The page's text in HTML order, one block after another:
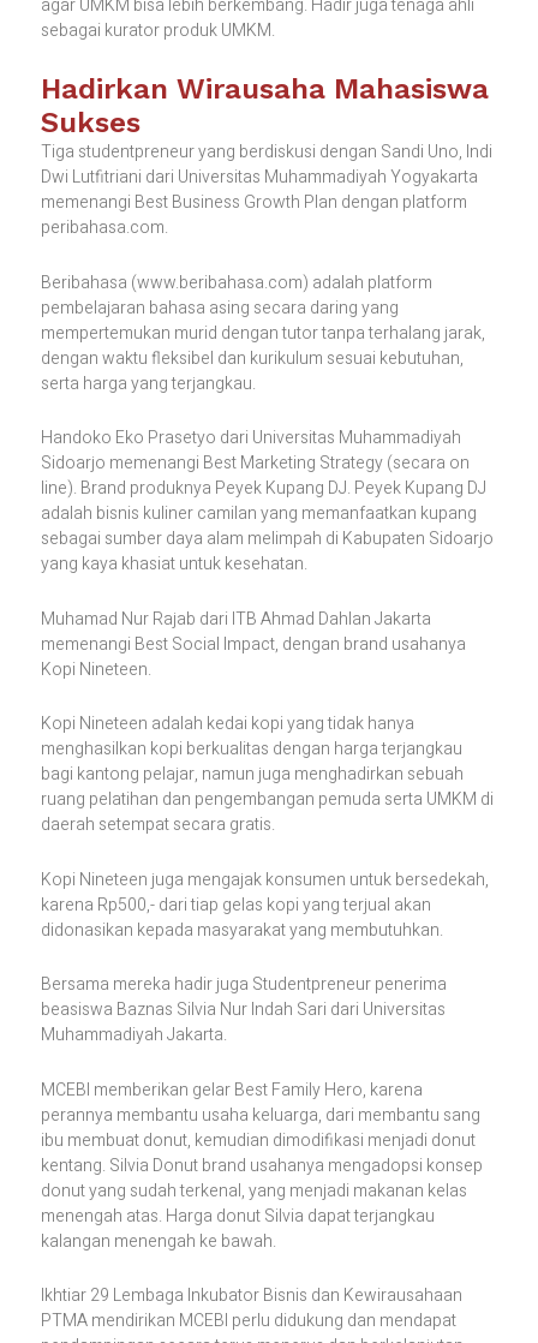
sebagai kurator produk UMKM.
Hadirkan Wirausaha Mahasiswa
Sukses
Tiga studentpreneur yang berdiskusi dengan Sandi Uno, Indi
Dwi Lutfitriani dari Universitas Muhammadiyah Yogyakarta
memenangi Best Business Growth Plan dengan platform
peribahasa.com.
Beribahasa (www.beribahasa.com) adalah platform
pembelajaran bahasa asing secara daring yang
mempertemukan murid dengan tutor tanpa terhalang jarak,
dengan waktu fleksibel dan kurikulum sesuai kebutuhan,
serta harga yang terjangkau.
Handoko Eko Prasetyo dari Universitas Muhammadiyah
Sidoarjo memenangi Best Marketing Strategy (secara on
line). Brand produknya Peyek Kupang DJ. Peyek Kupang DJ
adalah bisnis kuliner camilan yang memanfaatkan kupang
sebagai sumber daya alam melimpah di Kabupaten Sidoarjo
yang kaya khasiat untuk kesehatan.
Muhamad Nur Rajab dari ITB Ahmad Dahlan Jakarta
memenangi Best Social Impact, dengan brand usahanya
Kopi Nineteen.
Kopi Nineteen adalah kedai kopi yang tidak hanya
menghasilkan kopi berkualitas dengan harga terjangkau
bagi kantong pelajar, namun juga menghadirkan sebuah
ruang pelatihan dan pengembangan pemuda serta UMKM di
daerah setempat secara gratis.
Kopi Nineteen juga mengajak konsumen untuk bersedekah,
karena Rp500,- dari tiap gelas kopi yang terjual akan
didonasikan kepada masyarakat yang membutuhkan.
Bersama mereka hadir juga Studentpreneur penerima
beasiswa Baznas Silvia Nur Indah Sari dari Universitas
Muhammadiyah Jakarta.
MCEBI memberikan gelar Best Family Hero, karena
perannya membantu usaha keluarga, dari membantu sang
ibu membuat donut, kemudian dimodifikasi menjadi donut
kentang. Silvia Donut brand usahanya mengadopsi konsep
donut yang sudah terkenal, yang menjadi makanan kelas
menengah atas. Harga donut Silvia dapat terjangkau
kalangan menengah ke bawah.
Ikhtiar 29 Lembaga Inkubator Bisnis dan Kewirausahaan
PTMA mendirikan MCEBI perlu didukung dan mendapat